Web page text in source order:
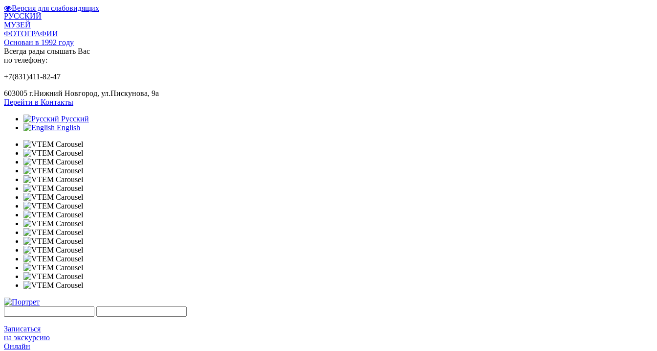
Версия для слабовидящих
РУССКИЙ
МУЗЕЙ
ФОТОГРАФИИ
Основан в 1992 году
Всегда рады слышать Вас
по телефону:
+7(831)411-82-47
603005 г.Нижний Новгород, ул.Пискунова, 9а
Перейти в Контакты
Русский
English
Записаться
на экскурсию
Онлайн